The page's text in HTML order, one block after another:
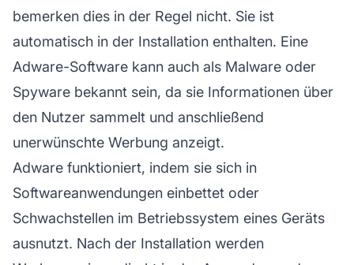
bemerken dies in der Regel nicht. Sie ist
automatisch in der Installation enthalten. Eine
Adware-Software kann auch als Malware oder
Spyware bekannt sein, da sie Informationen über
den Nutzer sammelt und anschließend
unerwünschte Werbung anzeigt.
Adware funktioniert, indem sie sich in
Softwareanwendungen einbettet oder
Schwachstellen im Betriebssystem eines Geräts
ausnutzt. Nach der Installation werden